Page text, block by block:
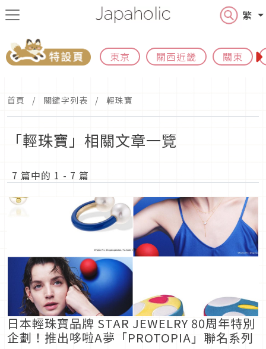
繁
東京 關西近畿 關東
首頁 關鍵字列表 輕珠寶
「輕珠寶」相關文章一覽
7 篇中的 1 - 7 篇
日本輕珠寶品牌 STAR JEWELRY 80周年特別
企劃！推出哆啦A夢「PROTOPIA」聯名系列